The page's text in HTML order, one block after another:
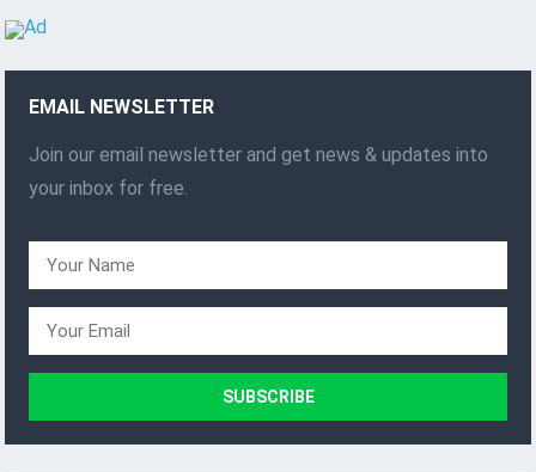
EMAIL NEWSLETTER
Join our email newsletter and get news & updates into
your inbox for free.